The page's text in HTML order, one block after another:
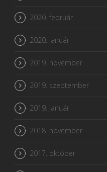
2020. február
2020. január
2019. november
2019. szeptember
2019. január
2018. november
2017. október